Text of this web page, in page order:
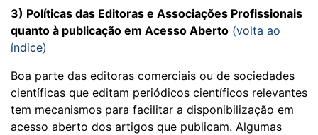
3) Políticas das Editoras e Associações Profissionais
quanto à publicação em Acesso Aberto (volta ao
índice)
Boa parte das editoras comerciais ou de sociedades
científicas que editam periódicos científicos relevantes
tem mecanismos para facilitar a disponibilização em
acesso aberto dos artigos que publicam. Algumas